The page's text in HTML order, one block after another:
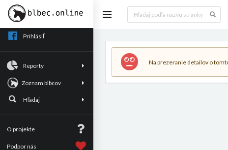
Prihlásiť
Reporty
Zoznam blbcov
Hľadaj
O projekte
Podpor nás
Na prezeranie detailov o